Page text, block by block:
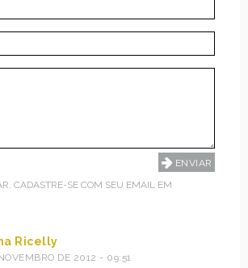
CADASTRE-SE COM SEU EMAIL EM
Ricelly
DE 2012 - 09:51